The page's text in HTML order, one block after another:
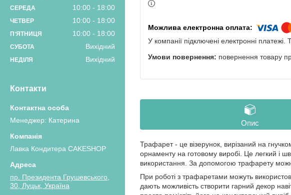
СЕРЕДА 10:00 18:00
ЧЕТВЕР 10:00 18:00
ПʼЯТНИЦЯ 10:00 18:00
СУБОТА Вихідний
НЕДІЛЯ Вихідний
Контакти
Менеджер: Катерина
Лавка Кондитера CAKESHOP
пр. Президента Грушевського,
30, Луцьк, Україна
У компанії підключені електронні
повернення товару
Опис
Трафарет - це візерунок, вирізаний на
орнаменту на готовому виробі. Це легкий і
використання. За допомогою трафарету
При роботі з трафаретами можуть
дають можливість створити гарний декор